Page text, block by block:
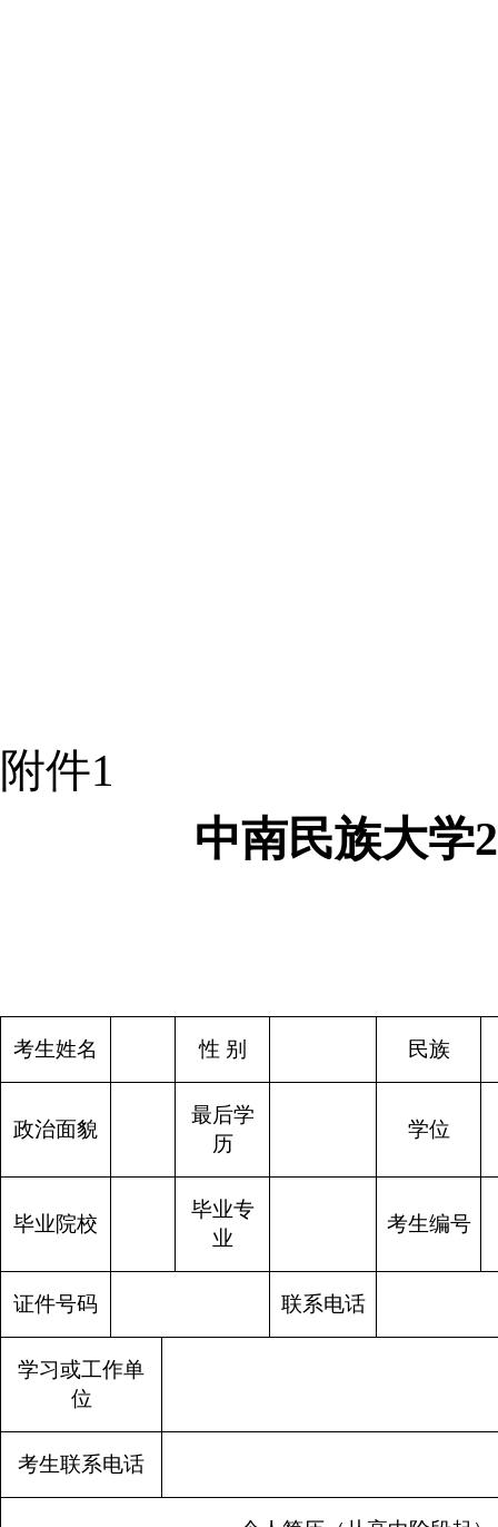
附件1
中南民族大学
考生姓名 性 别 民族
政治面貌
最后学
历
学位
毕业院校
毕业专
业
考生编号
证件号码 联系电话
学习或工作单
位
考生联系电话